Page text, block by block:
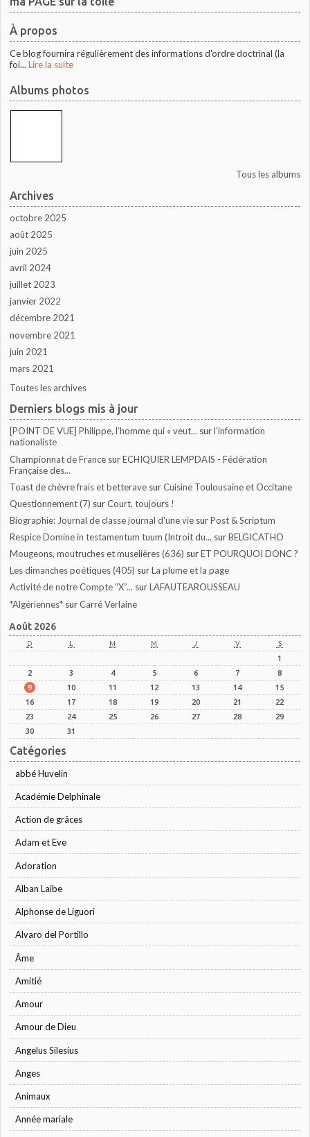
À propos
Ce blog fournira régulièrement des informations d'ordre doctrinal (la
foi... Lire la suite
Albums photos
Tous les albums
Archives
octobre 2025
août 2025
juin 2025
avril 2024
juillet 2023
janvier 2022
décembre 2021
novembre 2021
juin 2021
mars 2021
Toutes les archives
Derniers blogs mis à jour
[POINT DE VUE] Philippe, l’homme qui « veut... surl'information
nationaliste
Championnat de France surECHIQUIER LEMPDAIS - Fédération
Française des...
Toast de chèvre frais et betterave surCuisine Toulousaine et Occitane
Questionnement (7) surCourt, toujours !
Biographie: Journal de classe journal d'une vie surPost & Scriptum
Respice Domine in testamentum tuum (Introit du... surBELGICATHO
Mougeons, moutruches et muselières (636) surET POURQUOI DONC ?
Les dimanches poétiques (405) surLa plume et la page
Activité de notre Compte ”X”... surLAFAUTEAROUSSEAU
*Algériennes* surCarré Verlaine
Août 2026
D L M M J V S
1
2
3 4 5 6 7
8
9
10 11 12 13 14
15
16
17 18 19 20 21
22
23
24 25 26 27 28
29
30
31
Catégories
abbé Huvelin
Académie Delphinale
Action de grâces
Adam et Eve
Adoration
Alban Laibe
Alphonse de Liguori
Alvaro del Portillo
Âme
Amitié
Amour
Amour de Dieu
Angelus Silesius
Anges
Animaux
Année mariale